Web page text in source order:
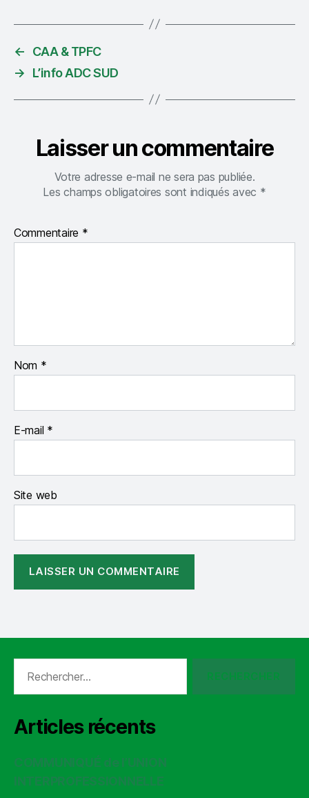
←
CAA & TPFC
→
L’info ADC SUD
Laisser un commentaire
Votre adresse e-mail ne sera pas publiée.
Les champs obligatoires sont indiqués avec *
Commentaire *
Nom *
E-mail *
Site web
Articles récents
COMMUNIQUÉ de l’UNION
INTERPROFESSIONNELLE